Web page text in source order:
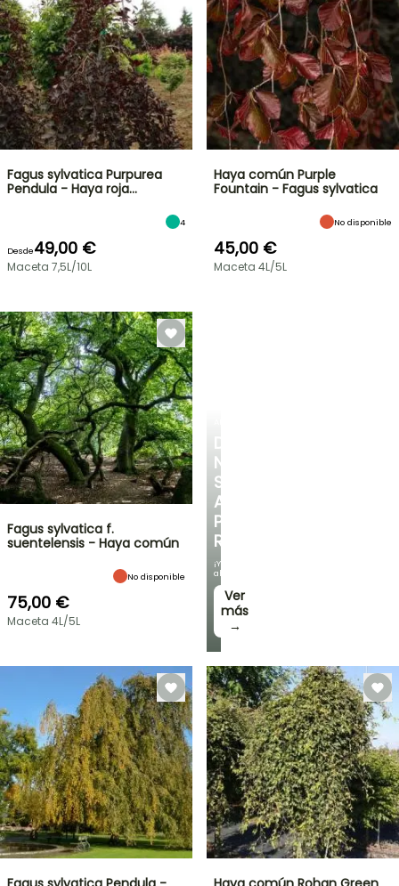
DESCUBRE
NUESTRA
SELECCIÓN
A
PRECIOS
REDUCIDOS
¡Y
ahorra!
Ver
más
→
Fagus sylvatica Purpurea
Pendula - Haya roja…
4
Desde49,00 €
Maceta 7,5L/10L
Haya común Purple
Fountain - Fagus sylvatica
No disponible
45,00 €
Maceta 4L/5L
Fagus sylvatica f.
suentelensis - Haya común
No disponible
75,00 €
Maceta 4L/5L